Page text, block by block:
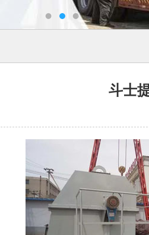
斗士